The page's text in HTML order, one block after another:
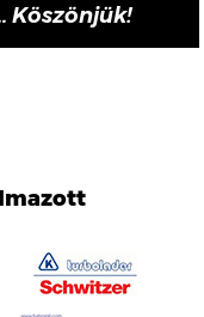
Köszönjük!